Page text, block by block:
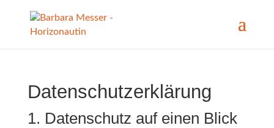
Datenschutz­erklärung
1. Datenschutz auf einen Blick